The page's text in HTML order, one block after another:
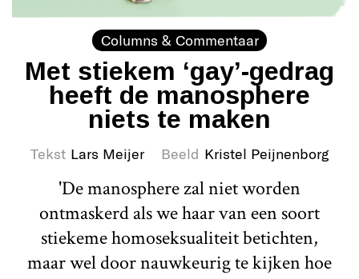
Columns & Commentaar
Met stiekem ‘gay’-gedrag
heeft de manosphere
niets te maken
Tekst Lars Meijer Beeld Kristel Peijnenborg
'De manosphere zal niet worden
ontmaskerd als we haar van een soort
stiekeme homoseksualiteit betichten,
maar wel door nauwkeurig te kijken hoe